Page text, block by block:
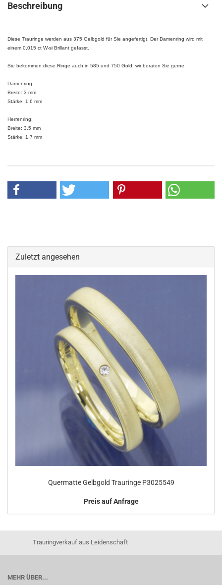
Beschreibung
Diese Trauringe werden aus 375 Gelbgold für Sie angefertigt. Der Damenring wird mit
einem 0,015 ct W-si Brillant gefasst.
Sie bekommen diese Ringe auch in 585 und 750 Gold. wir beraten Sie gerne.
Damenring:
Breite: 3 mm
Stärke: 1,6 mm
Herrenring:
​Breite: 3,5 mm
Stärke: 1,7 mm
Zuletzt angesehen
Quermatte Gelbgold Trauringe P3025549
Preis auf Anfrage
Trauringverkauf aus Leidenschaft
MEHR ÜBER...